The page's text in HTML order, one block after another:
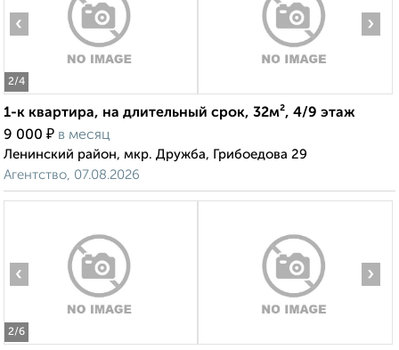
2/4
‹ ›
1-к квартира, на длительный срок, 32м², 4/9 этаж
9 000 ₽ в месяц
Ленинский район, мкр. Дружба, Грибоедова 29
Агентство, 07.08.2026
2/6
‹ ›